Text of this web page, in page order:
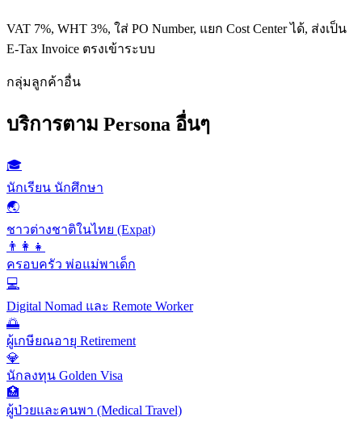
VAT 7%, WHT 3%, ใส่ PO Number, แยก Cost Center ได้, ส่งเป็น
E-Tax Invoice ตรงเข้าระบบ
กลุ่มลูกค้าอื่น
บริการตาม Persona อื่นๆ
🎓
นักเรียน นักศึกษา
🌏
ชาวต่างชาติในไทย (Expat)
👨‍👩‍👧
ครอบครัว พ่อแม่พาเด็ก
💻
Digital Nomad และ Remote Worker
🌅
ผู้เกษียณอายุ Retirement
💎
นักลงทุน Golden Visa
🏥
ผู้ป่วยและคนพา (Medical Travel)